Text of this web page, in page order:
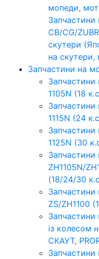
мопеди,
CB/CG/ZUBR
скутери
на
Запчастини на
Запчастини
1105N (18
Запчастини
1115N (24
Запчастини
1125N (30
Запчастини
ZH1105N/
(18/24/30
Запчастини
ZS/ZH1100
Запчастини
із колесом
СКАУТ,
Запчастини